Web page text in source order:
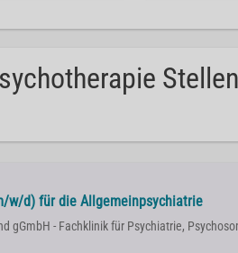
w/d) für die Allgemeinpsychiatrie
gGmbH - Fachklinik für Psychiatrie,